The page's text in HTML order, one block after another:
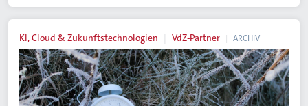
KI, Cloud & Zukunftstechnologien VdZ-Partner ARCHIV